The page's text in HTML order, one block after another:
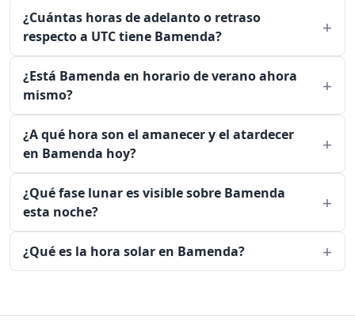
¿Cuántas horas de adelanto o retraso
respecto a UTC tiene Bamenda?
¿Está Bamenda en horario de verano ahora
mismo?
¿A qué hora son el amanecer y el atardecer
en Bamenda hoy?
¿Qué fase lunar es visible sobre Bamenda
esta noche?
¿Qué es la hora solar en Bamenda?